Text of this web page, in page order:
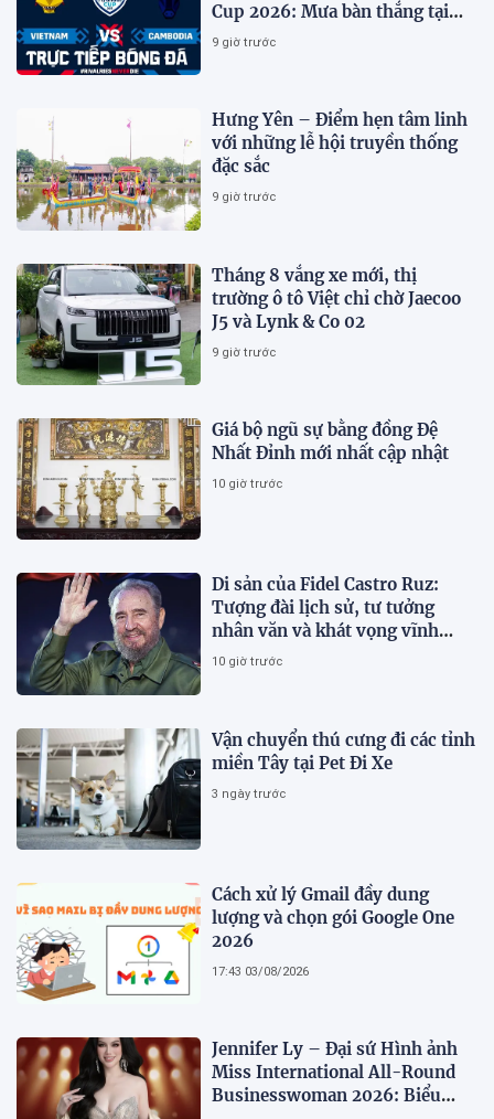
Cup 2026: Mưa bàn thắng tại
Mỹ Đình?
9 giờ trước
Hưng Yên – Điểm hẹn tâm linh
với những lễ hội truyền thống
đặc sắc
9 giờ trước
Tháng 8 vắng xe mới, thị
trường ô tô Việt chỉ chờ Jaecoo
J5 và Lynk & Co 02
9 giờ trước
Giá bộ ngũ sự bằng đồng Đệ
Nhất Đỉnh mới nhất cập nhật
10 giờ trước
Di sản của Fidel Castro Ruz:
Tượng đài lịch sử, tư tưởng
nhân văn và khát vọng vĩnh
hằng
10 giờ trước
Vận chuyển thú cưng đi các tỉnh
miền Tây tại Pet Đi Xe
3 ngày trước
Cách xử lý Gmail đầy dung
lượng và chọn gói Google One
2026
17:43 03/08/2026
Jennifer Ly – Đại sứ Hình ảnh
Miss International All-Round
Businesswoman 2026: Biểu